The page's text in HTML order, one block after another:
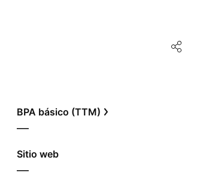
BPA básico (TTM)
—
Sitio web
—